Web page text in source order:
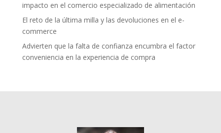
impacto en el comercio especializado de alimentación
El reto de la última milla y las devoluciones en el e-
commerce
Advierten que la falta de confianza encumbra el factor
conveniencia en la experiencia de compra